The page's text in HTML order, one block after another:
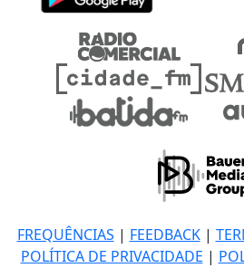
FREQUÊNCIAS | FEEDBACK|
POLÍTICA DE PRIVACIDADE |